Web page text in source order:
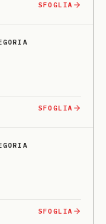
SFOGLIA
SFOGLIA
SFOGLIA